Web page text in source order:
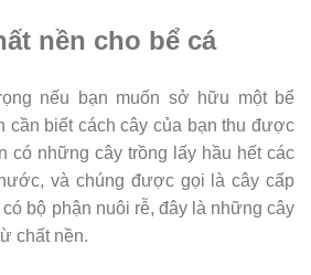
nền cho bể cá
nếu bạn muốn sở hữu một bể
cần biết cách cây của bạn thu được
có những cây trồng lấy hầu hết các
và chúng được gọi là cây cấp
bộ phận nuôi rễ, đây là những cây
chất nền.